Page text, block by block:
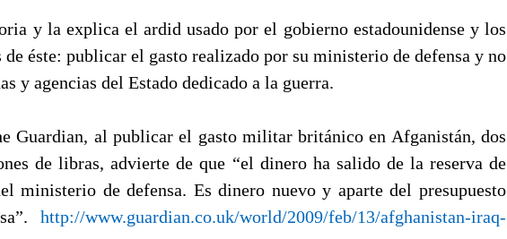
y la explica el ardid usado por el gobierno estadounidense y los
éste: publicar el gasto realizado por su ministerio de defensa y no
y agencias del Estado dedicado a la guerra.
Guardian, al publicar el gasto militar británico en Afganistán, dos
de libras, advierte de que “el dinero ha salido de la reserva de
ministerio de defensa. Es dinero nuevo y aparte del presupuesto
http://www.guardian.co.uk/world/2009/feb/13/afghanistan-iraq-